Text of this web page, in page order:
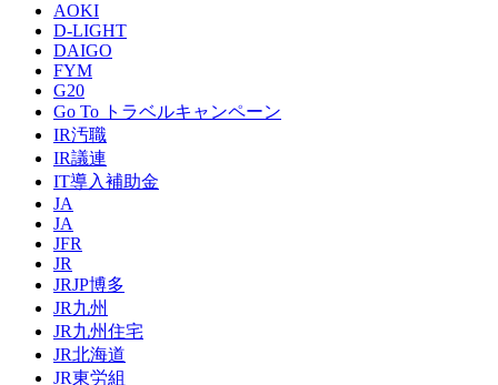
AOKI
D-LIGHT
DAIGO
FYM
G20
Go To トラベルキャンペーン
IR汚職
IR議連
IT導入補助金
JA
JA
JFR
JR
JRJP博多
JR九州
JR九州住宅
JR北海道
JR東労組